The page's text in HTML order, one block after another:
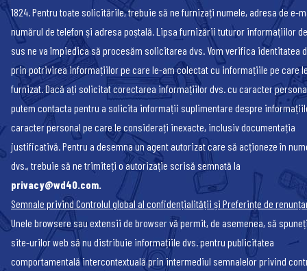
1824. Pentru toate solicitările, trebuie să ne furnizați numele, adresa de e-
numărul de telefon și adresa poștală. Lipsa furnizării tuturor informațiilor
sus ne va împiedica să procesăm solicitarea dvs. Vom verifica identitatea
prin potrivirea informațiilor pe care le-am colectat cu informațiile pe care
furnizat. Dacă ați solicitat corectarea informațiilor dvs. cu caracter
putem contacta pentru a solicita informații suplimentare despre
caracter personal pe care le considerați inexacte, inclusiv documentația
justificativă. Pentru a desemna un agent autorizat care să acționeze în
dvs., trebuie să ne trimiteți o autorizație scrisă semnată la
privacy@wd40.com.
Semnale privind Controlul global al confidențialității și Preferințe de
Unele browsere sau extensii de browser vă permit, de asemenea, să
site-urilor web să nu distribuie informațiile dvs. pentru publicitatea
comportamentală intercontextuală prin intermediul semnalelor privind